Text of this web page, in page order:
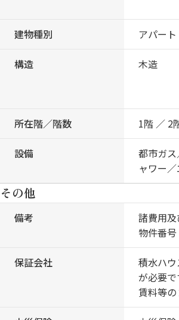
建物種別 アパート
構造 木造
所在階／階数 1階 ／ 2
設備
都市ガ
ャワー
その他
備考
諸費用
物件番
保証会社
積水ハ
が必要
賃料等の